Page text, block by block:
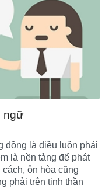
ngữ
đồng là điều luôn phải
là nền tảng để phát
ôn hòa cũng
phải trên tinh thần